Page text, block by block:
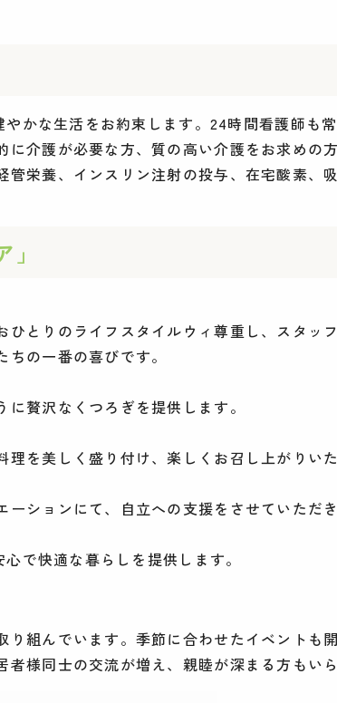
かな生活をお約束します。24時間看護師も
介護が必要な方、質の高い介護をお求めの
栄養、インスリン注射の投与、在宅酸素、
とりのライフスタイルウィ尊重し、スタッ
の一番の喜びです。
贅沢なくつろぎを提供します。
を美しく盛り付け、楽しくお召し上がりい
ションにて、自立への支援をさせていただ
で快適な暮らしを提供します。
組んでいます。季節に合わせたイベントも
様同士の交流が増え、親睦が深まる方もい